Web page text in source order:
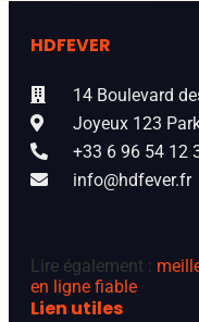
HDFEVER
14 Boulevard
Joyeux 123
+33 6 96 54 12
info@hdfever.fr
Lire également :
en ligne fiable
Lien utiles